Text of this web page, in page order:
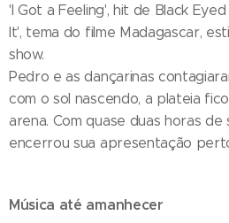
'I Got a Feeling', hit de Black
It', tema do filme Madagascar,
show.
Pedro e as dançarinas
com o sol nascendo, a plateia
arena. Com quase duas horas de
encerrou sua apresentação
Música até amanhecer